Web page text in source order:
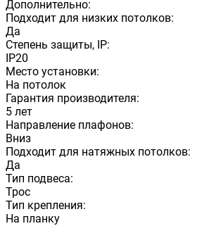
Дополнительно:
Подходит для низких потолков:
Да
Степень защиты, IP:
IP20
Место установки:
На потолок
Гарантия производителя:
5 лет
Направление плафонов:
Вниз
Подходит для натяжных потолков:
Да
Тип подвеса:
Трос
Тип крепления:
На планку